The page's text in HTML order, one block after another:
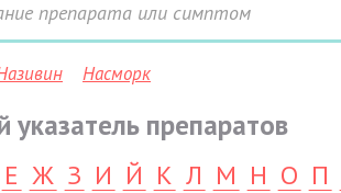
Насморк
препаратов
Е Ж З И Й К Л М Н О П